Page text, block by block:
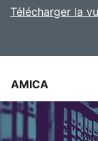
Télécharger la
AMICA